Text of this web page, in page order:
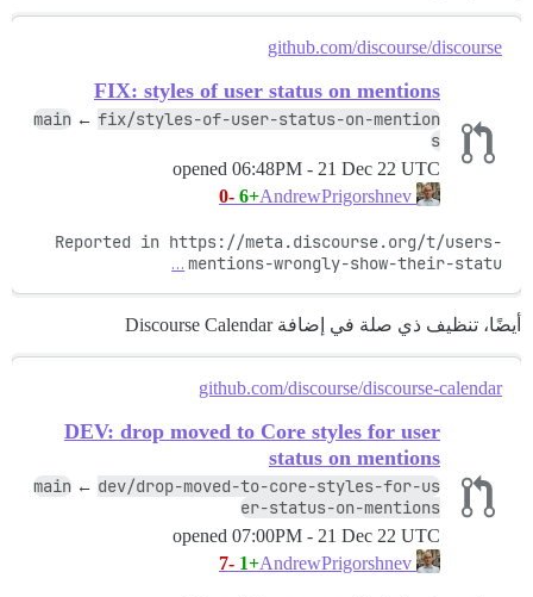
github.com/discourse/discourse
FIX: styles of user status on mentions
main ← fix/styles-of-user-status-on-mention
s
opened 06:48PM - 21 Dec 22 UTC
+6
-0
Reported in https://meta.discourse.org/t/users-
mentions-wrongly-show-their-statu
…
أيضًا، تنظيف ذي صلة في إضافة Discourse Calendar
github.com/discourse/discourse-calendar
DEV: drop moved to Core styles for user
status on mentions
main ← dev/drop-moved-to-core-styles-for-us
er-status-on-mentions
opened 07:00PM - 21 Dec 22 UTC
+1
-7